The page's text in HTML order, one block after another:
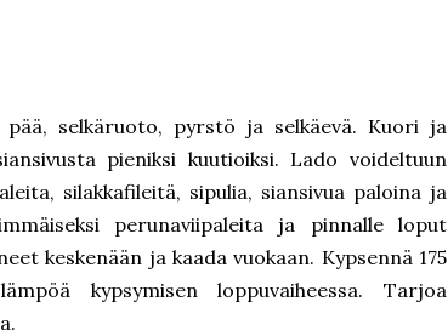
selkäruoto, pyrstö ja selkäevä. Kuori ja
pieniksi kuutioiksi. Lado voideltuun
silakkafileitä, sipulia, siansivua paloina ja
perunaviipaleita ja pinnalle loput
keskenään ja kaada vuokaan. Kypsennä 175
kypsymisen loppuvaiheessa. Tarjoa